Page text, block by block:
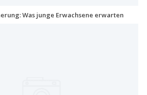
Was junge Erwachsene erwarten